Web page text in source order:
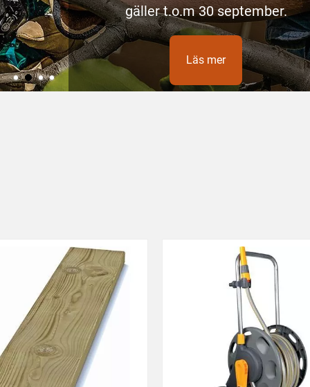
gäller t.o.m 30 september.
Läs mer